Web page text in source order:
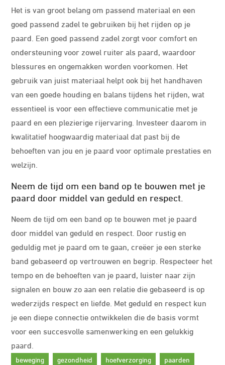
Het is van groot belang om passend materiaal en een
goed passend zadel te gebruiken bij het rijden op je
paard. Een goed passend zadel zorgt voor comfort en
ondersteuning voor zowel ruiter als paard, waardoor
blessures en ongemakken worden voorkomen. Het
gebruik van juist materiaal helpt ook bij het handhaven
van een goede houding en balans tijdens het rijden, wat
essentieel is voor een effectieve communicatie met je
paard en een plezierige rijervaring. Investeer daarom in
kwalitatief hoogwaardig materiaal dat past bij de
behoeften van jou en je paard voor optimale prestaties en
welzijn.
Neem de tijd om een band op te bouwen met je
paard door middel van geduld en respect.
Neem de tijd om een band op te bouwen met je paard
door middel van geduld en respect. Door rustig en
geduldig met je paard om te gaan, creëer je een sterke
band gebaseerd op vertrouwen en begrip. Respecteer het
tempo en de behoeften van je paard, luister naar zijn
signalen en bouw zo aan een relatie die gebaseerd is op
wederzijds respect en liefde. Met geduld en respect kun
je een diepe connectie ontwikkelen die de basis vormt
voor een succesvolle samenwerking en een gelukkig
paard.
beweging gezondheid hoefverzorging
paarden